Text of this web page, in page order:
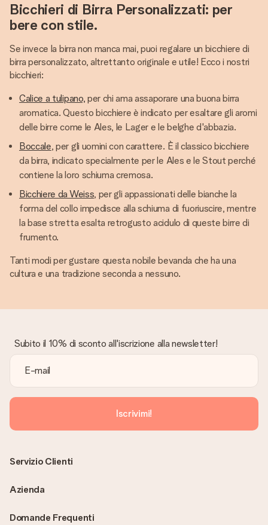
Bicchieri di Birra Personalizzati: per
bere con stile.
Se invece la birra non manca mai, puoi regalare un bicchiere di
birra personalizzato, altrettanto originale e utile! Ecco i nostri
bicchieri:
Calice a tulipano, per chi ama assaporare una buona birra
aromatica. Questo bicchiere è indicato per esaltare gli aromi
delle birre come le Ales, le Lager e le belghe d'abbazia.
Boccale, per gli uomini con carattere. È il classico bicchiere
da birra, indicato specialmente per le Ales e le Stout perché
contiene la loro schiuma cremosa.
Bicchiere da Weiss, per gli appassionati delle bianche la
forma del collo impedisce alla schiuma di fuoriuscire, mentre
la base stretta esalta retrogusto acidulo di queste birre di
frumento.
Tanti modi per gustare questa nobile bevanda che ha una
cultura e una tradizione seconda a nessuno.
Subito il 10% di sconto all'iscrizione alla newsletter!
Iscrivimi!
Domande Frequenti
Servizio Clienti
Azienda